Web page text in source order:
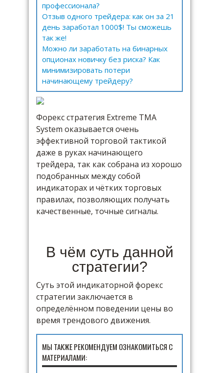
профессионала?
Отзыв одного трейдера: как он за 21
день заработал 1000$! Ты сможешь
так же!
Можно ли заработать на бинарных
опционах новичку без риска? Как
минимизировать потери
начинающему трейдеру?
Форекс стратегия Extreme TMA
System оказывается очень
эффективной торговой тактикой
даже в руках начинающего
трейдера, так как собрана из хорошо
подобранных между собой
индикаторах и чётких торговых
правилах, позволяющих получать
качественные, точные сигналы.
В чём суть данной
стратегии?
Суть этой индикаторной форекс
стратегии заключается в
определённом поведении цены во
время трендового движения.
МЫ ТАКЖЕ РЕКОМЕНДУЕМ ОЗНАКОМИТЬСЯ С
МАТЕРИАЛАМИ: